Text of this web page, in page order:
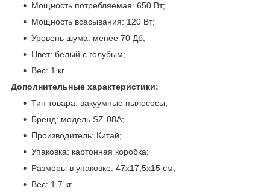
Мощность потребляемая: 650 Вт;
Мощность всасывания: 120 Вт;
Уровень шума: менее 70 Дб;
Цвет: белый с голубым;
Вес: 1 кг.
Дополнительные характеристики:
Тип товара: вакуумные пылесосы;
Бренд: модель SZ-08A;
Производитель: Китай;
Упаковка: картонная коробка;
Размеры в упаковке: 47х17,5х15 см;
Вес: 1,7 кг.